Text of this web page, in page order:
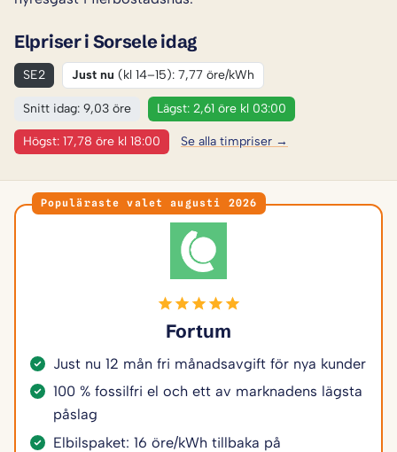
Elpriser i Sorsele idag
SE2 Just nu (kl 14–15): 7,77 öre/kWh
Snitt idag: 9,03 öre Lägst: 2,61 öre kl 03:00
Högst: 17,78 öre kl 18:00 Se alla timpriser →
Populäraste valet augusti 2026
Fortum
Just nu 12 mån fri månadsavgift för nya kunder
100 % fossilfri el och ett av marknadens lägsta
påslag
Elbilspaket: 16 öre/kWh tillbaka på